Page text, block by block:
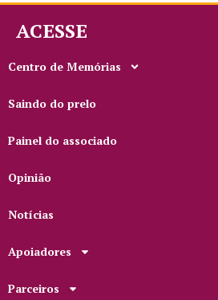
ACESSE
Centro de Memórias
Saindo do prelo
Painel do associado
Opinião
Notícias
Apoiadores
Parceiros